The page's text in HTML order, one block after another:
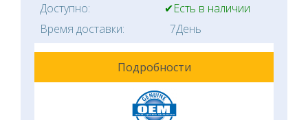
Доступно:
✔Есть в наличии
Время доставки:
7День
Подробности